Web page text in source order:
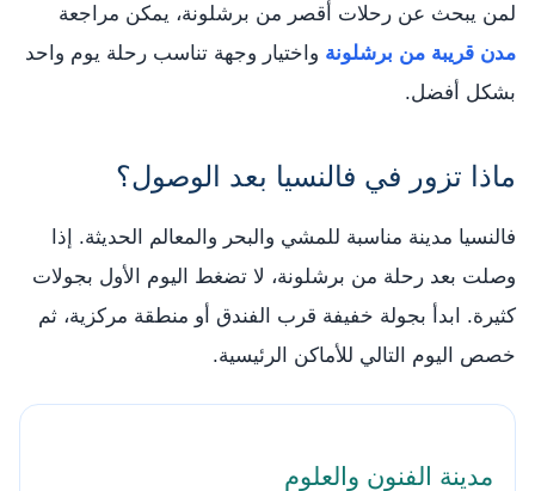
لمن يبحث عن رحلات أقصر من برشلونة، يمكن مراجعة
مدن قريبة من برشلونة واختيار وجهة تناسب رحلة يوم واحد
بشكل أفضل.
ماذا تزور في فالنسيا بعد الوصول؟
فالنسيا مدينة مناسبة للمشي والبحر والمعالم الحديثة. إذا
وصلت بعد رحلة من برشلونة، لا تضغط اليوم الأول بجولات
كثيرة. ابدأ بجولة خفيفة قرب الفندق أو منطقة مركزية، ثم
خصص اليوم التالي للأماكن الرئيسية.
مدينة الفنون والعلوم